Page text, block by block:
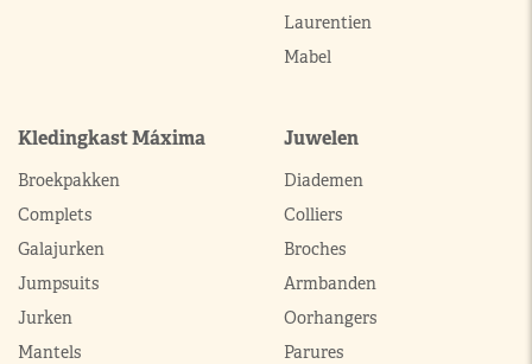
Laurentien
Mabel
Kledingkast Máxima
Broekpakken
Complets
Galajurken
Jumpsuits
Jurken
Mantels
Juwelen
Diademen
Colliers
Broches
Armbanden
Oorhangers
Parures